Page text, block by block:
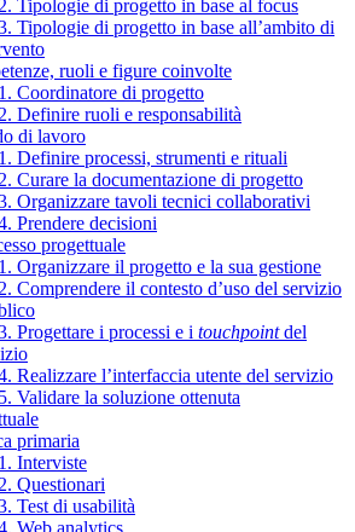
Tipologie di progetto in base al focus
Tipologie di progetto in base all’ambito di
ruoli e figure coinvolte
Coordinatore di progetto
Definire ruoli e responsabilità
di lavoro
Definire processi, strumenti e rituali
Curare la documentazione di progetto
Organizzare tavoli tecnici collaborativi
Prendere decisioni
progettuale
Organizzare il progetto e la sua gestione
Comprendere il contesto d’uso del servizio
Progettare i processi e i touchpointdel
Realizzare l’interfaccia utente del servizio
Validare la soluzione ottenuta
primaria
Interviste
Questionari
Test di usabilità
Web analytics